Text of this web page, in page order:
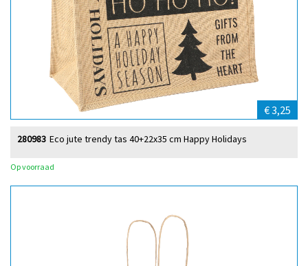
€ 3,25
Eco jute trendy tas 40+22x35 cm Happy Holidays
280983
Op voorraad